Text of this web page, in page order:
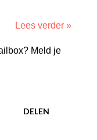
Lees verder »
Meld je
DELEN